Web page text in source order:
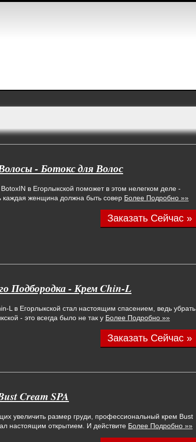
- Ботокс для Волос
в Егорлыкской поможет в этом нелегком деле -
каждая женщина должна быть совер Более Подробно »»
Заказать Сейчас »
Подбородка - Крем Chin-L
L в Егорлыкской стал настоящим спасением, ведь убрать
- это всегда было не так у Более Подробно »»
Заказать Сейчас »
Cream SPA
увеличить размер груди, профессиональный крем Bust
настоящим открытием. И действите Более Подробно »»